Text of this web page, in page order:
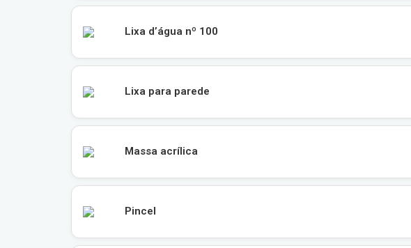
Lixa d’água nº 100
Lixa para parede
Massa acrílica
Pincel